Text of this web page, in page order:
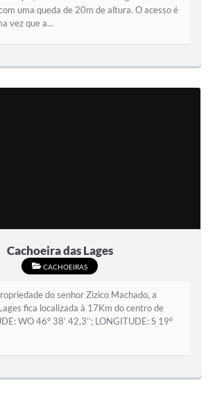
uma queda de 20m de altura. O acesso é
vez que a...
Cachoeira das Lages
CACHOEIRAS
do senhor Zizico Machado, a
fica localizada à 17Km do centro de
WO 46° 38’ 42,3’’; LONGITUDE: S 19°